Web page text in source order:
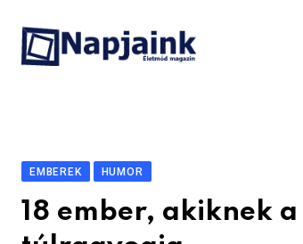
content
EMBEREK HUMOR
18 ember, akiknek